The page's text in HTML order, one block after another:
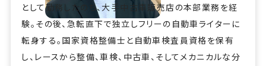
として勤務したのち、大手中古車販売店の本部業務を経
験。その後、急転直下で独立しフリーの自動車ライターに
転身する。国家資格整備士と自動車検査員資格を保有
し、レースから整備、車検、中古車、そしてメカニカルな分